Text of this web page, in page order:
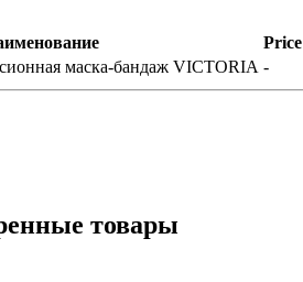
Price
маска-бандаж VICTORIA -
товары